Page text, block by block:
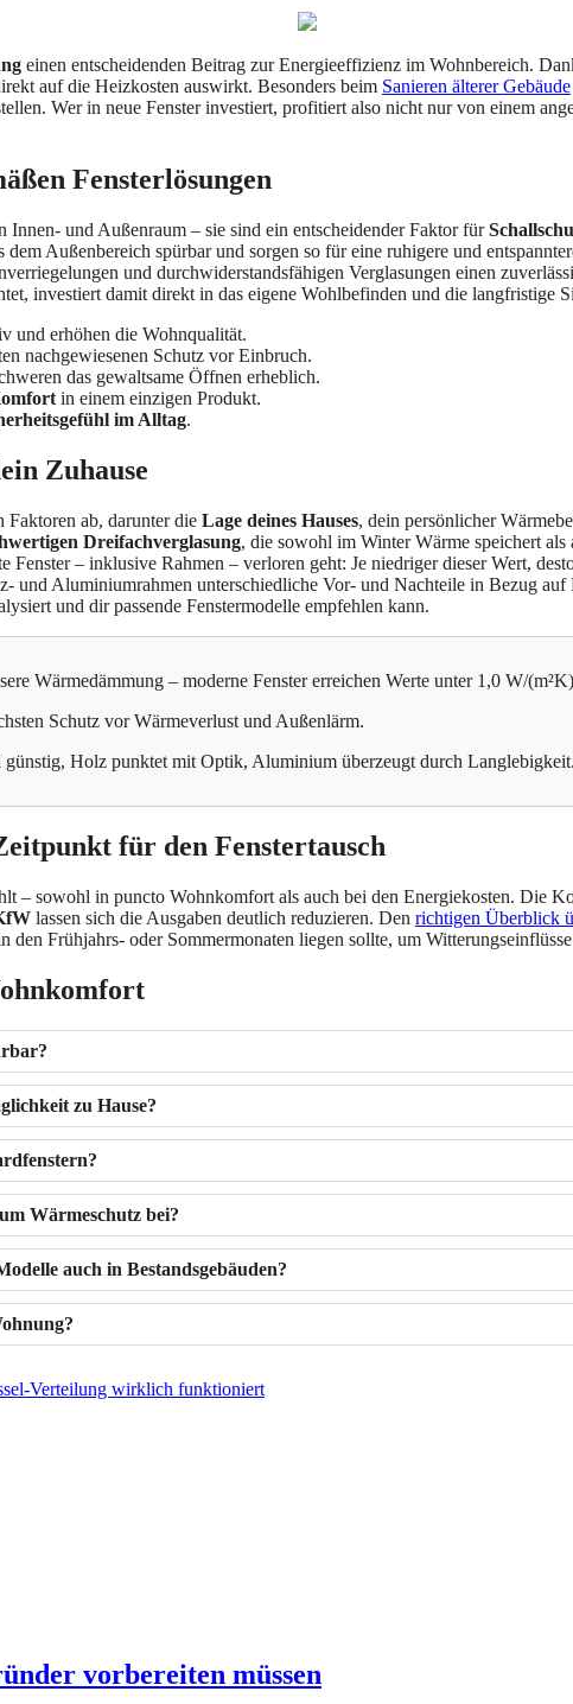
einen entscheidenden Beitrag zur Energieeffizienz im Wohnbereich.
auf die Heizkosten auswirkt. Besonders beim Sanieren älterer Gebäude
Wer in neue Fenster investiert, profitiert also nicht nur von einem
Fensterlösungen
Innen- und Außenraum – sie sind ein entscheidender Faktor für
Außenbereich spürbar und sorgen so für eine ruhigere und
und durchwiderstandsfähigen Verglasungen einen
investiert damit direkt in das eigene Wohlbefinden und die langfristige
und erhöhen die Wohnqualität.
nachgewiesenen Schutz vor Einbruch.
das gewaltsame Öffnen erheblich.
in einem einzigen Produkt.
im Alltag.
Zuhause
ab, darunter die Lage deines Hauses, dein persönlicher
Dreifachverglasung, die sowohl im Winter Wärme speichert
Fenster – inklusive Rahmen – verloren geht: Je niedriger dieser Wert,
und Aluminiumrahmen unterschiedliche Vor- und Nachteile in Bezug
und dir passende Fenstermodelle empfehlen kann.
Wärmedämmung – moderne Fenster erreichen Werte unter 1,0 W/
Schutz vor Wärmeverlust und Außenlärm.
Holz punktet mit Optik, Aluminium überzeugt durch Langlebigkeit.
für den Fenstertausch
– sowohl in puncto Wohnkomfort als auch bei den Energiekosten. Die
lassen sich die Ausgaben deutlich reduzieren. Den richtigen Überblick
Frühjahrs- oder Sommermonaten liegen sollte, um
zu Hause?
Wärmeschutz bei?
auch in Bestandsgebäuden?
Verteilung wirklich funktioniert
vorbereiten müssen